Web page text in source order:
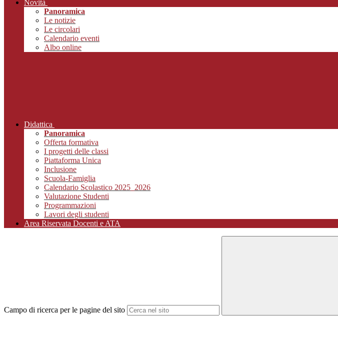
Novità
Panoramica
Le notizie
Le circolari
Calendario eventi
Albo online
Didattica
Panoramica
Offerta formativa
I progetti delle classi
Piattaforma Unica
Inclusione
Scuola-Famiglia
Calendario Scolastico 2025_2026
Valutazione Studenti
Programmazioni
Lavori degli studenti
Area Riservata Docenti e ATA
Campo di ricerca per le pagine del sito